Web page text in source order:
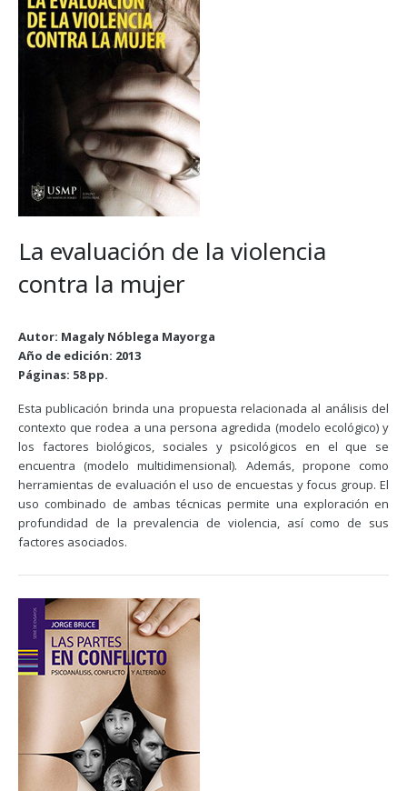
La evaluación de la violencia
contra la mujer
Autor: Magaly Nóblega Mayorga
Año de edición: 2013
Páginas: 58 pp.
Esta publicación brinda una propuesta relacionada al análisis del
contexto que rodea a una persona agredida (modelo ecológico) y
los factores biológicos, sociales y psicológicos en el que se
encuentra (modelo multidimensional). Además, propone como
herramientas de evaluación el uso de encuestas y focus group. El
uso combinado de ambas técnicas permite una exploración en
profundidad de la prevalencia de violencia, así como de sus
factores asociados.